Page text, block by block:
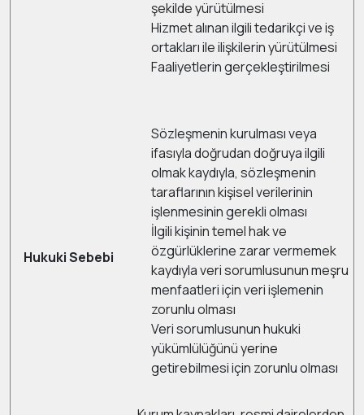
şekilde yürütülmesi
Hizmet alınan ilgili tedarikçi ve iş
ortakları ile ilişkilerin yürütülmesi
Faaliyetlerin gerçekleştirilmesi
Hukuki Sebebi
Sözleşmenin kurulması veya
ifasıyla doğrudan doğruya ilgili
olmak kaydıyla, sözleşmenin
taraflarının kişisel verilerinin
işlenmesinin gerekli olması
İlgili kişinin temel hak ve
özgürlüklerine zarar vermemek
kaydıyla veri sorumlusunun meşru
menfaatleri için veri işlemenin
zorunlu olması
Veri sorumlusunun hukuki
yükümlülüğünü yerine
getirebilmesi için zorunlu olması